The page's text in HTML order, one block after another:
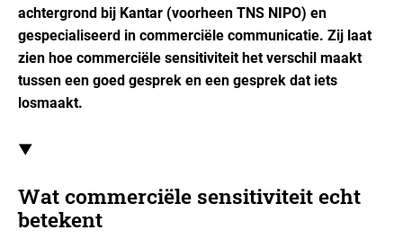
achtergrond bij Kantar (voorheen TNS NIPO) en
gespecialiseerd in commerciële communicatie. Zij laat
zien hoe commerciële sensitiviteit het verschil maakt
tussen een goed gesprek en een gesprek dat iets
losmaakt.
▼
Wat commerciële sensitiviteit echt
betekent